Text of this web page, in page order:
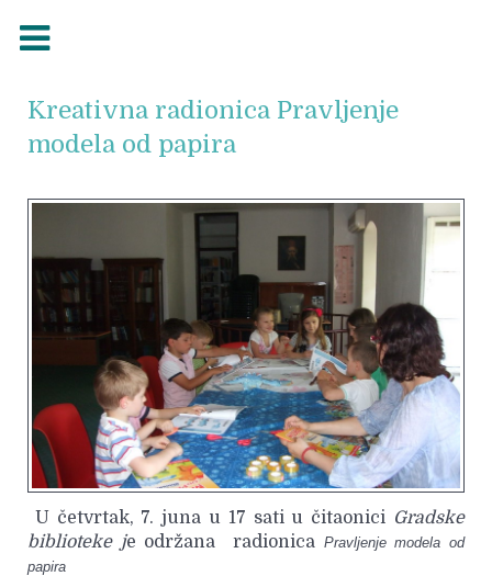
Kreativna radionica Pravljenje
modela od papira
U četvrtak, 7. juna u 17 sati u čitaonici Gradske
biblioteke je održana radionica Pravljenje modela od
papira